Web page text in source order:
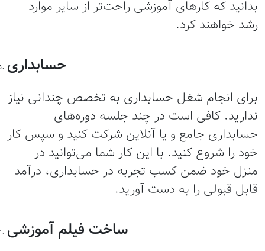
که کارهای آموزشی راحت‌تر از سایر موارد
خواهند کرد.
حسابداری
انجام شغل حسابداری به تخصص چندانی نیاز
کافی است در چند جلسه دوره‌های
جامع و یا آنلاین شرکت کنید و سپس کار
را شروع کنید. با این کار شما می‌توانید در
خود ضمن کسب تجربه در حسابداری، درآمد
قبولی را به دست آورید.
ساخت فیلم آموزشی